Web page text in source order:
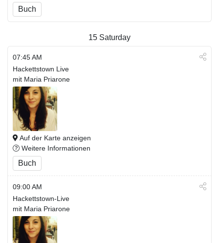
Buch
15 Saturday
07:45 AM
Hackettstown Live
mit Maria Priarone
Auf der Karte anzeigen
Weitere Informationen
Buch
09:00 AM
Hackettstown-Live
mit Maria Priarone